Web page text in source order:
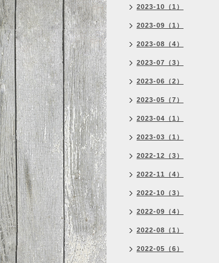
2023-10（1）
2023-09（1）
2023-08（4）
2023-07（3）
2023-06（2）
2023-05（7）
2023-04（1）
2023-03（1）
2022-12（3）
2022-11（4）
2022-10（3）
2022-09（4）
2022-08（1）
2022-05（6）